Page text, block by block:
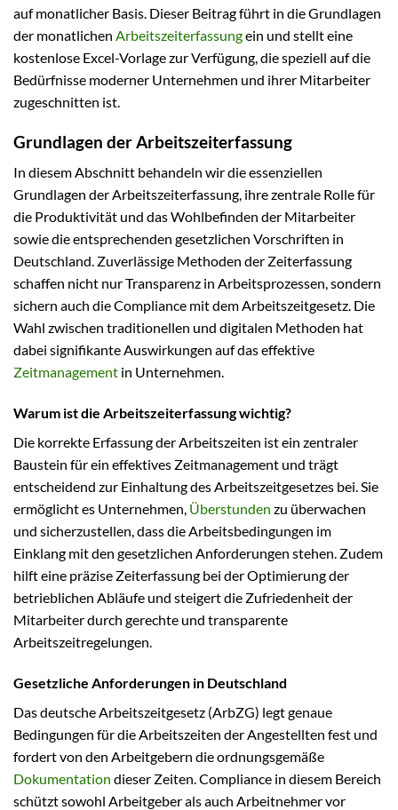
auf monatlicher Basis. Dieser Beitrag führt in die Grundlagen
der monatlichen Arbeitszeiterfassungein und stellt eine
kostenlose Excel-Vorlage zur Verfügung, die speziell auf die
Bedürfnisse moderner Unternehmen und ihrer Mitarbeiter
zugeschnitten ist.
Grundlagen der Arbeitszeiterfassung
In diesem Abschnitt behandeln wir die essenziellen
Grundlagen der Arbeitszeiterfassung, ihre zentrale Rolle für
die Produktivität und das Wohlbefinden der Mitarbeiter
sowie die entsprechenden gesetzlichen Vorschriften in
Deutschland. Zuverlässige Methoden der Zeiterfassung
schaffen nicht nur Transparenz in Arbeitsprozessen, sondern
sichern auch die Compliance mit dem Arbeitszeitgesetz. Die
Wahl zwischen traditionellen und digitalen Methoden hat
dabei signifikante Auswirkungen auf das effektive
Zeitmanagement in Unternehmen.
Warum ist die Arbeitszeiterfassung wichtig?
Die korrekte Erfassung der Arbeitszeiten ist ein zentraler
Baustein für ein effektives Zeitmanagement und trägt
entscheidend zur Einhaltung des Arbeitszeitgesetzes bei. Sie
ermöglicht es Unternehmen, Überstunden zu überwachen
und sicherzustellen, dass die Arbeitsbedingungen im
Einklang mit den gesetzlichen Anforderungen stehen. Zudem
hilft eine präzise Zeiterfassung bei der Optimierung der
betrieblichen Abläufe und steigert die Zufriedenheit der
Mitarbeiter durch gerechte und transparente
Arbeitszeitregelungen.
Gesetzliche Anforderungen in Deutschland
Das deutsche Arbeitszeitgesetz (ArbZG) legt genaue
Bedingungen für die Arbeitszeiten der Angestellten fest und
fordert von den Arbeitgebern die ordnungsgemäße
Dokumentation dieser Zeiten. Compliance in diesem Bereich
schützt sowohl Arbeitgeber als auch Arbeitnehmer vor